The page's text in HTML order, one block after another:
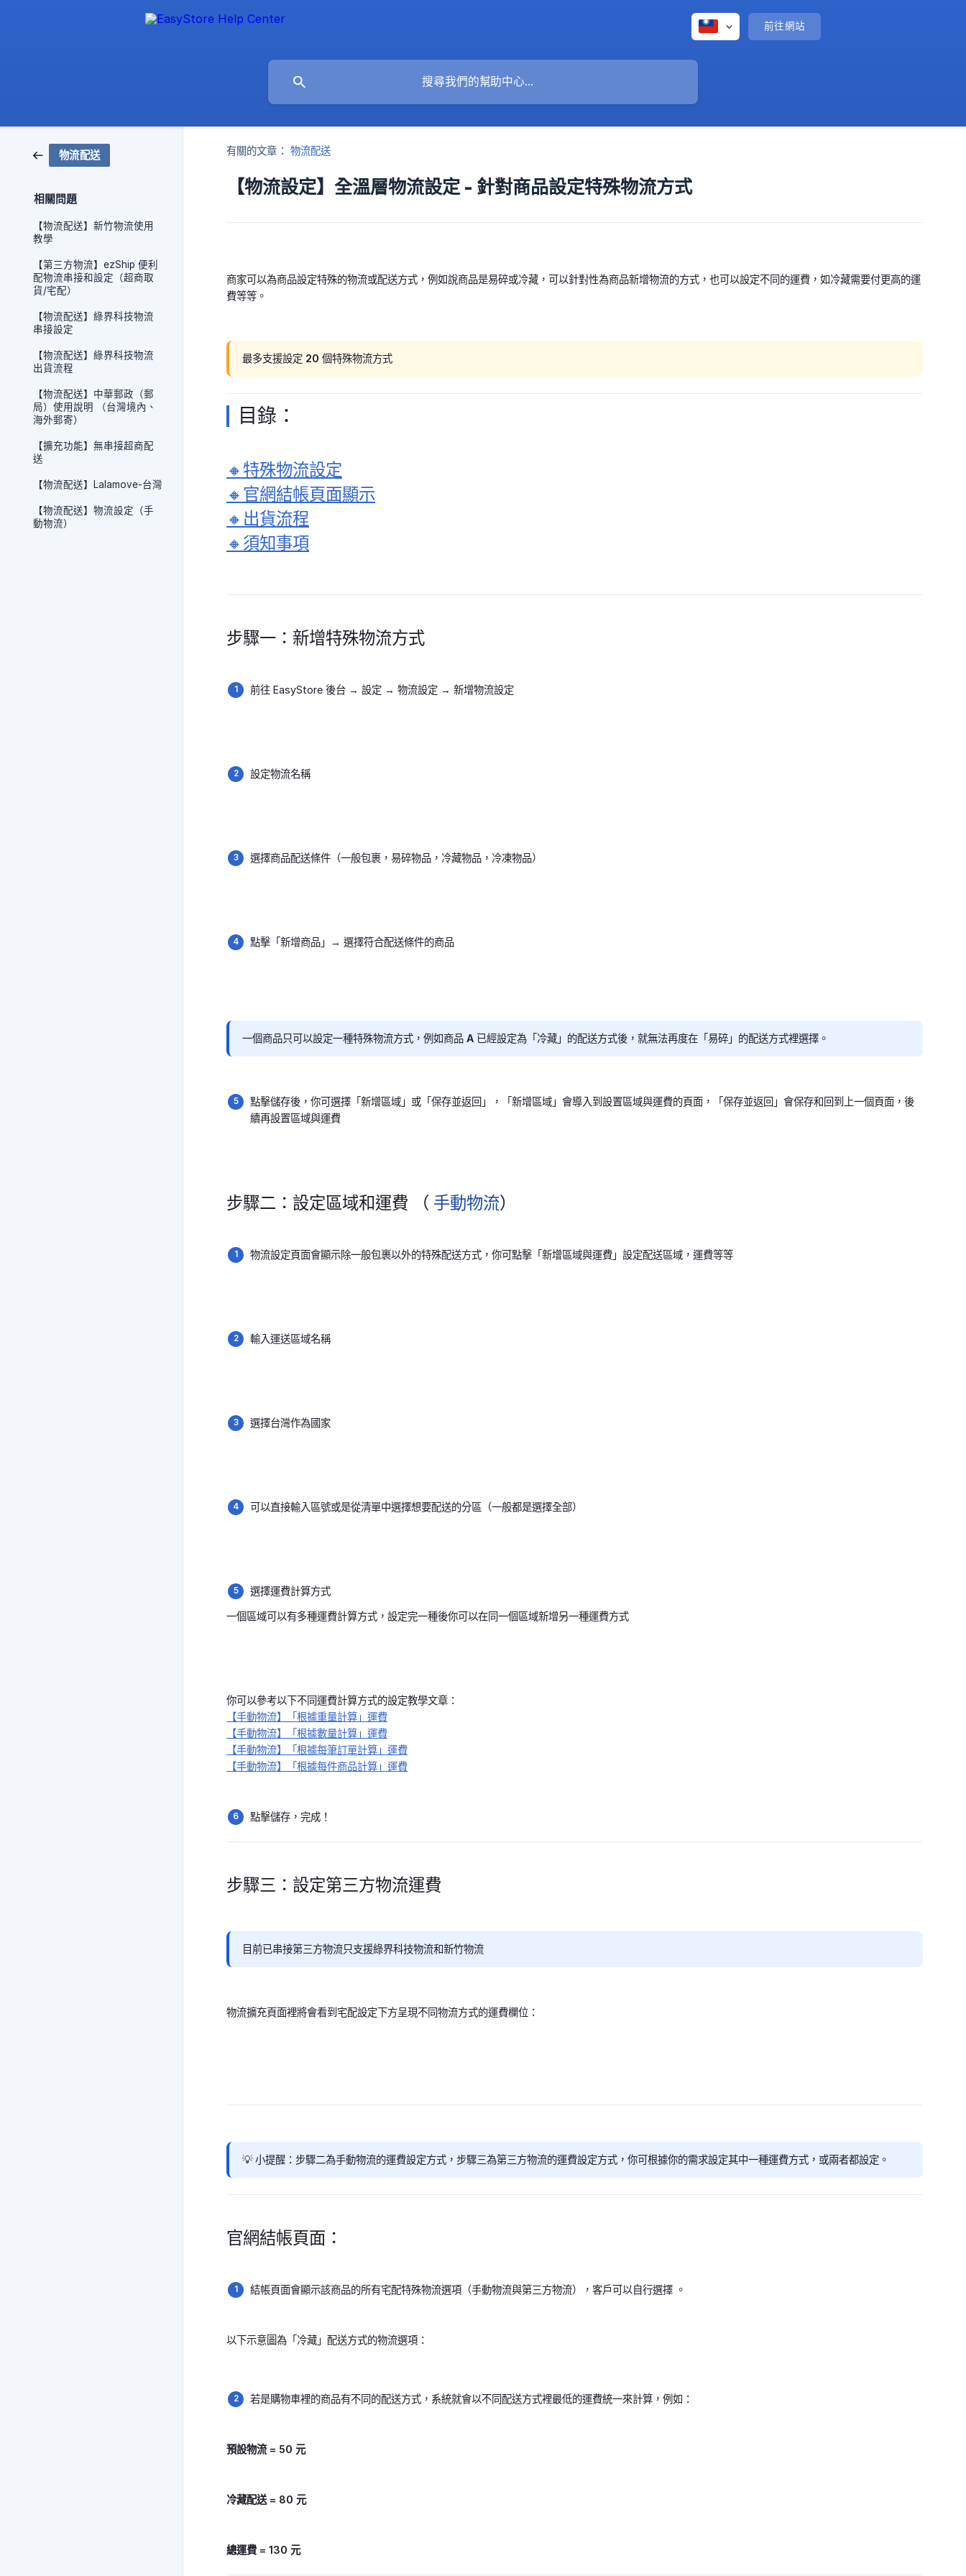
前往網站
物流配送
相關問題
【物流配送】新竹物流使用
教學
【第三方物流】ezShip 便利
配物流串接和設定（超商取
貨/宅配）
【物流配送】綠界科技物流
串接設定
【物流配送】綠界科技物流
出貨流程
【物流配送】中華郵政（郵
局）使用說明 （台灣境內、
海外郵寄）
【擴充功能】無串接超商配
送
【物流配送】Lalamove-台灣
【物流配送】物流設定（手
動物流）
有關的文章： 物流配送
【物流設定】全溫層物流設定 - 針對商品設定特殊物流方式
商家可以為商品設定特殊的物流或配送方式，例如說商品是易碎或冷藏，可以針對性為商品新增物流的方式，也可以設定不同的運費，如冷藏需要付更高的運
費等等。
最多支援設定 20 個特殊物流方式
目錄：
🔸特殊物流設定
🔸官網結帳頁面顯示
🔸出貨流程
🔸須知事項
步驟一：新增特殊物流方式
前往 EasyStore 後台 → 設定 → 物流設定 → 新增物流設定
設定物流名稱
選擇商品配送條件（一般包裹，易碎物品，冷藏物品，冷凍物品）
點擊「新增商品」→ 選擇符合配送條件的商品
一個商品只可以設定一種特殊物流方式，例如商品 A 已經設定為「冷藏」的配送方式後，就無法再度在「易碎」的配送方式裡選擇。
點擊儲存後，你可選擇「新增區域」或「保存並返回」，「新增區域」會導入到設置區域與運費的頁面，「保存並返回」會保存和回到上一個頁面，後
續再設置區域與運費
步驟二：設定區域和運費 （ 手動物流）
物流設定頁面會顯示除一般包裹以外的特殊配送方式，你可點擊「新增區域與運費」設定配送區域，運費等等
輸入運送區域名稱
選擇台灣作為國家
可以直接輸入區號或是從清單中選擇想要配送的分區（一般都是選擇全部）
選擇運費計算方式
一個區域可以有多種運費計算方式，設定完一種後你可以在同一個區域新增另一種運費方式
你可以參考以下不同運費計算方式的設定教學文章：
【手動物流】「根據重量計算」運費
【手動物流】「根據數量計算」運費
【手動物流】「根據每筆訂單計算」運費
【手動物流】「根據每件商品計算」運費
點擊儲存，完成！
步驟三：設定第三方物流運費
目前已串接第三方物流只支援綠界科技物流和新竹物流
物流擴充頁面裡將會看到宅配設定下方呈現不同物流方式的運費欄位：
💡 小提醒：步驟二為手動物流的運費設定方式，步驟三為第三方物流的運費設定方式，你可根據你的需求設定其中一種運費方式，或兩者都設定。
官網結帳頁面：
結帳頁面會顯示該商品的所有宅配特殊物流選項（手動物流與第三方物流），客戶可以自行選擇 。
以下示意圖為「冷藏」配送方式的物流選項：
若是購物車裡的商品有不同的配送方式，系統就會以不同配送方式裡最低的運費統一來計算，例如：
預設物流 = 50 元
冷藏配送 = 80 元
總運費 = 130 元